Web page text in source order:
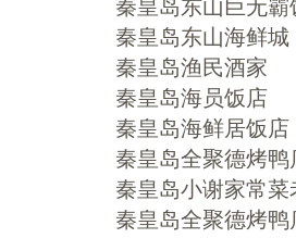
秦皇岛东山巨无霸
秦皇岛东山海鲜城
秦皇岛渔民酒家
秦皇岛海员饭店
秦皇岛海鲜居饭店
秦皇岛全聚德烤鸭
秦皇岛小谢家常菜
秦皇岛全聚德烤鸭